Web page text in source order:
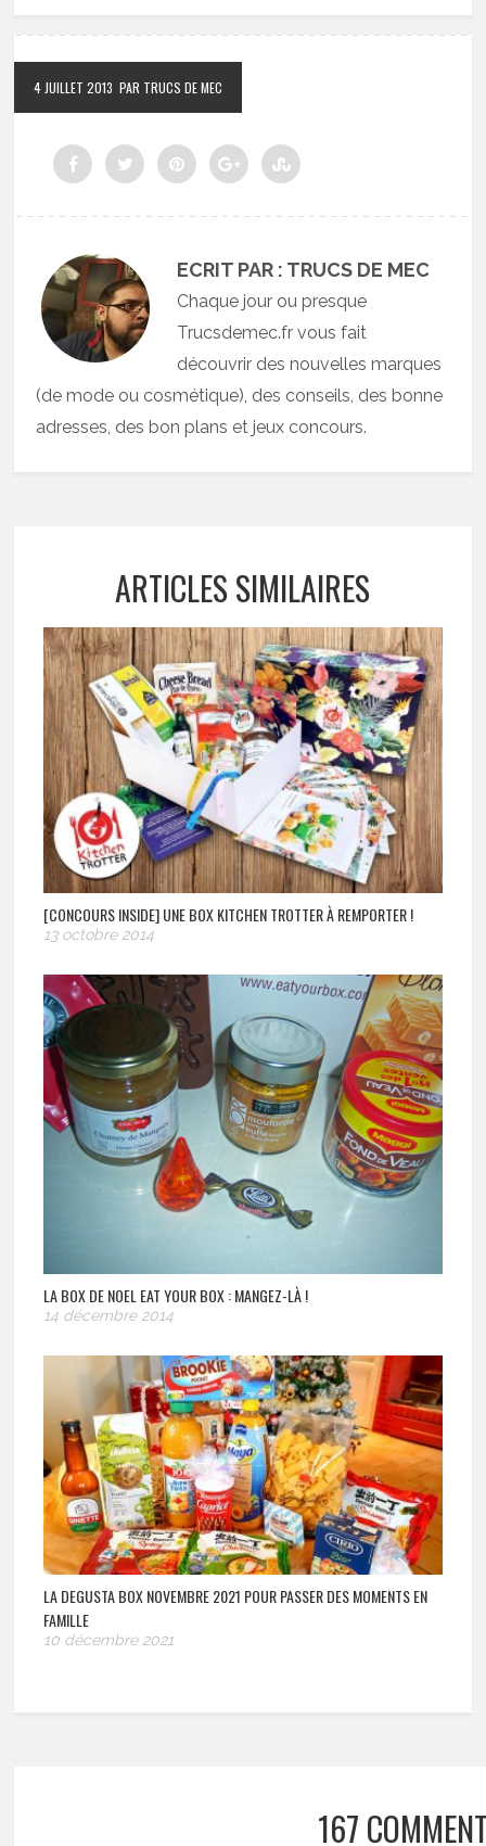
4 JUILLET 2013 PAR TRUCS DE MEC
ECRIT PAR : TRUCS DE MEC
Chaque jour ou presque
Trucsdemec.fr vous fait
découvrir des nouvelles marques
(de mode ou cosmétique), des conseils, des bonne
adresses, des bon plans et jeux concours.
ARTICLES SIMILAIRES
[CONCOURS INSIDE] UNE BOX KITCHEN TROTTER À REMPORTER !
13 octobre 2014
LA BOX DE NOEL EAT YOUR BOX : MANGEZ-LÀ !
14 décembre 2014
LA DEGUSTA BOX NOVEMBRE 2021 POUR PASSER DES MOMENTS EN
FAMILLE
10 décembre 2021
167